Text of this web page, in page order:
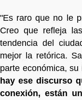
"Es raro que no le
Creo que refleja
tendencia del
mejor la retórica.
parte económica,
hay ese discurso
conexión, están